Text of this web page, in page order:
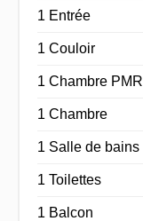
1 Entrée
1 Couloir
1 Chambre PMR
1 Chambre
1 Salle de bains
1 Toilettes
1 Balcon